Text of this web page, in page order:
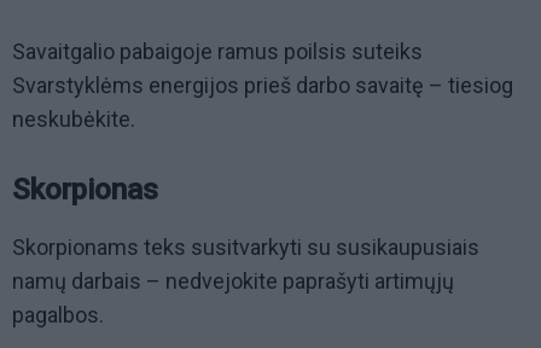
Savaitgalio pabaigoje ramus poilsis suteiks
Svarstyklėms energijos prieš darbo savaitę – tiesiog
neskubėkite.
Skorpionas
Skorpionams teks susitvarkyti su susikaupusiais
namų darbais – nedvejokite paprašyti artimųjų
pagalbos.